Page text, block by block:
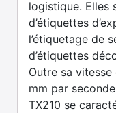
logistique. Elles
d’étiquettes
l’étiquetage de
d’étiquettes
Outre sa vitesse
mm par
TX210 se